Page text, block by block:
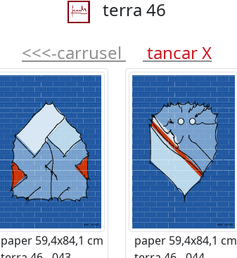
terra 46
<<<-carrusel
tancar X
paper 59,4x84,1 cm
paper 59,4x84,1 cm